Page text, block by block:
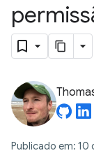
Publicado em: 10